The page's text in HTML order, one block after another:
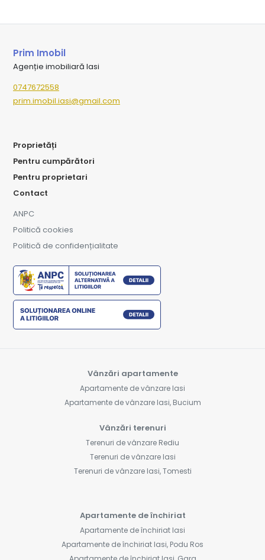
Prim Imobil
Agenție imobiliară Iasi
0747672558
prim.imobil.iasi@gmail.com
Proprietăți
Pentru cumpărători
Pentru proprietari
Contact
ANPC
Politică cookies
Politică de confidențialitate
Vânzări apartamente
Apartamente de vânzare Iasi
Apartamente de vânzare Iasi, Bucium
Vânzări terenuri
Terenuri de vânzare Rediu
Terenuri de vânzare Iasi
Terenuri de vânzare Iasi, Tomesti
Apartamente de închiriat
Apartamente de închiriat Iasi
Apartamente de închiriat Iasi, Podu Ros